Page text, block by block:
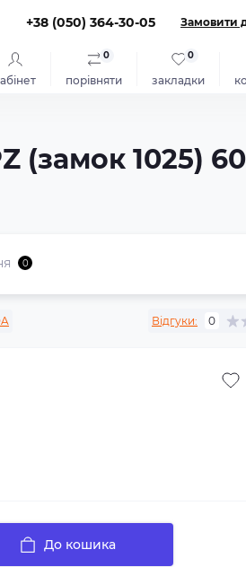
+38 (050) 364-30-05 Замовити
порівняти
0
закладки
0
(замок 1025)
0
Відгуки: 0
До кошика